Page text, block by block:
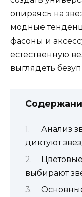
опираясь на
модные
фасоны и
естественную
выглядеть
Анализ
диктуют
выбирают